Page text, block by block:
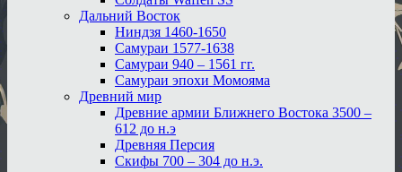
Дальний Восток
Ниндзя 1460-1650
Самураи 1577-1638
Самураи 940 – 1561 гг.
Самураи эпохи Момояма
Древний мир
Древние армии Ближнего Востока 3500 –
612 до н.э
Древняя Персия
Скифы 700 – 304 до н.э.